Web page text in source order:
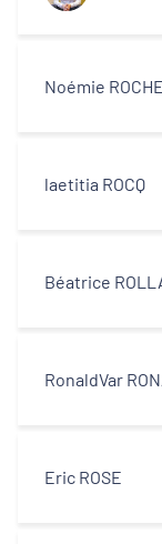
Noémie
laetitia ROCQ
Béatrice
RonaldVar
Eric ROSE